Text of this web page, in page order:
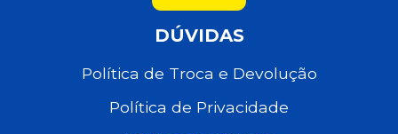
DÚVIDAS
Política de Troca e Devolução
Política de Privacidade